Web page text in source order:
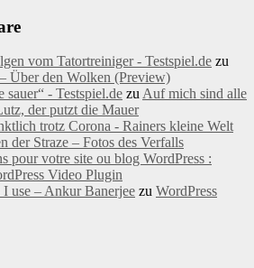
vom Tatortreiniger - Testspiel.de zu
Über den Wolken (Preview)
- Testspiel.de zu Auf mich sind alle
der putzt die Mauer
trotz Corona - Rainers kleine Welt
der Straze – Fotos des Verfalls
pour votre site ou blog WordPress :
Video Plugin
use – Ankur Banerjee zu WordPress